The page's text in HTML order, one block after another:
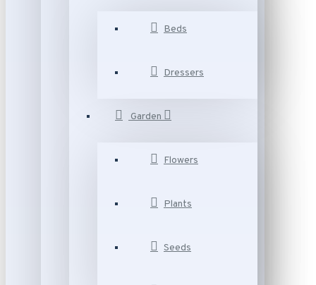
Beds
Dressers
Garden
Flowers
Plants
Seeds